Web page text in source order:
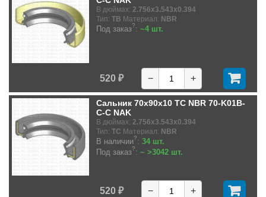
В дюймах: 2.756x3.543x0.394
Тип: TB Материал: NBR
Под заказ?: ~4 шт.
520 ₽ − +
Сальник 70x90x10 TC NBR 70-K01B-
C-C NAK
В дюймах: 2.756x3.543x0.394
Тип: TC Материал: NBR
В наличии?: 34 шт.
Под заказ?: ~ >3042 шт.
520 ₽ − +